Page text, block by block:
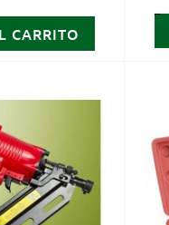
CARRITO